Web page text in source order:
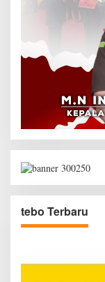
tebo Terbaru